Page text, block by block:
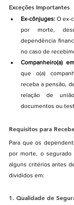
Exceções Importantes
Ex-cônjuges: O ex-
por morte,
dependência
no caso de
Companheiro(a)
que o(a)
receba a pensão,
relação de
documentos ou
Requisitos para
Para que os
por morte, o
alguns critérios antes
divididos em:
1. Qualidade de